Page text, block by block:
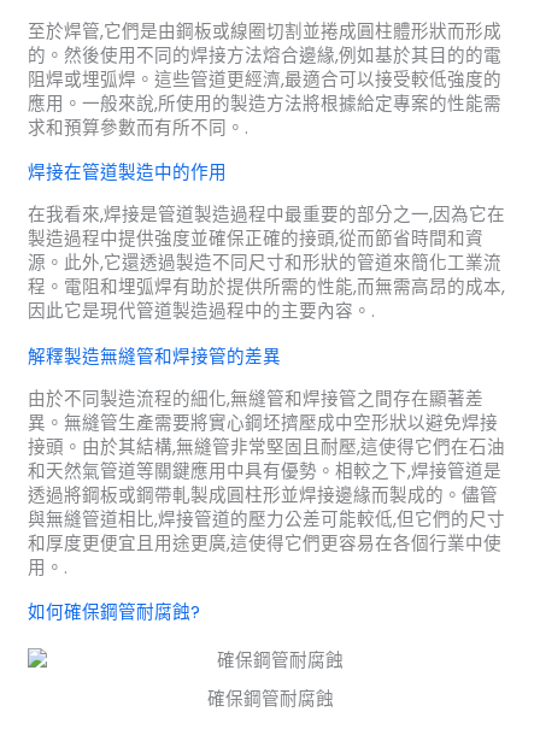
至於焊管,它們是由鋼板或線圈切割並捲成圓柱體形狀而形成
的。然後使用不同的焊接方法熔合邊緣,例如基於其目的的電
阻焊或埋弧焊。這些管道更經濟,最適合可以接受較低強度的
應用。一般來說,所使用的製造方法將根據給定專案的性能需
求和預算參數而有所不同。.
焊接在管道製造中的作用
在我看來,焊接是管道製造過程中最重要的部分之一,因為它在
製造過程中提供強度並確保正確的接頭,從而節省時間和資
源。此外,它還透過製造不同尺寸和形狀的管道來簡化工業流
程。電阻和埋弧焊有助於提供所需的性能,而無需高昂的成本,
因此它是現代管道製造過程中的主要內容。.
解釋製造無縫管和焊接管的差異
由於不同製造流程的細化,無縫管和焊接管之間存在顯著差
異。無縫管生產需要將實心鋼坯擠壓成中空形狀以避免焊接
接頭。由於其結構,無縫管非常堅固且耐壓,這使得它們在石油
和天然氣管道等關鍵應用中具有優勢。相較之下,焊接管道是
透過將鋼板或鋼帶軋製成圓柱形並焊接邊緣而製成的。儘管
與無縫管道相比,焊接管道的壓力公差可能較低,但它們的尺寸
和厚度更便宜且用途更廣,這使得它們更容易在各個行業中使
用。.
如何確保鋼管耐腐蝕?
確保鋼管耐腐蝕